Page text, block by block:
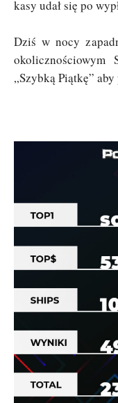
kasy udał się po
Dziś w nocy
okolicznościowym
„Szybką Piątkę”